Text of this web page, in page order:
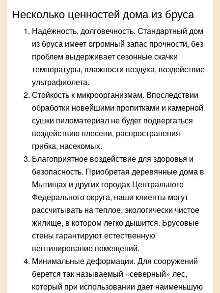
Несколько ценностей дома из бруса
Надёжность, долговечность. Стандартный дом
из бруса имеет огромный запас прочности, без
проблем выдерживает сезонные скачки
температуры, влажности воздуха, воздействие
ультрафиолета.
Стойкость к микроорганизмам. Впоследствии
обработки новейшими пропитками и камерной
сушки пиломатериал не будет подвергаться
воздействию плесени, распространения
грибка, насекомых.
Благоприятное воздействие для здоровья и
безопасность. Приобретая деревянные дома в
Мытищах и других городах Центрального
Федерального округа, наши клиенты могут
рассчитывать на теплое, экологически чистое
жилище, в котором легко дышится. Брусовые
стены гарантируют естественную
вентилирование помещений.
Минимальные деформации. Для сооружений
берется так называемый «северный» лес,
который при использовании дает наименьшую